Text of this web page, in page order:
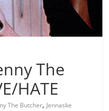
The
HATE
The Butcher, Jennaske